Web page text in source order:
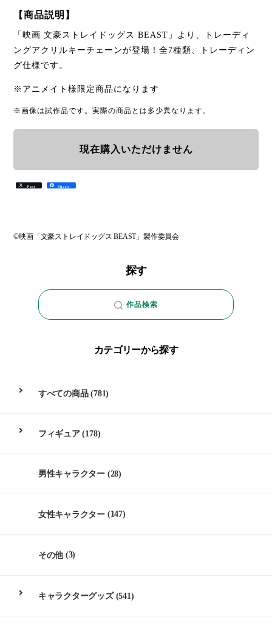
【商品説明】
「映画 文豪ストレイドッグス BEAST」より、トレーディ
ングアクリルキーチェーンが登場！全7種類、トレーディン
グ仕様です。
※アニメイト様限定商品になります
※画像は試作品です。実際の商品とは多少異なります。
現在購入いただけません
Post Share
©映画「文豪ストレイドッグス BEAST」製作委員会
探す
作品検索
カテゴリーから探す
すべての商品(781)
フィギュア(178)
男性キャラクター (28)
女性キャラクター (147)
その他(3)
キャラクターグッズ(541)